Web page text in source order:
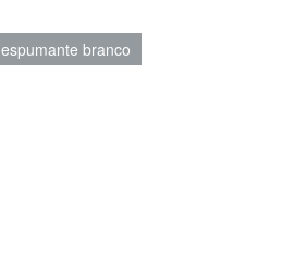
espumante branco